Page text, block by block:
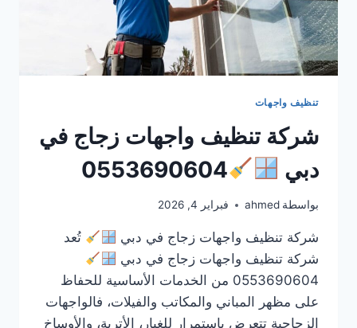
تنظيف واجهات
شركة تنظيف واجهات زجاج في
دبي
0553690604
بواسطة ahmed فبراير 4, 2026
شركة تنظيف واجهات زجاج في دبي
تُعد
شركة تنظيف واجهات زجاج في دبي
0553690604 من الخدمات الأساسية للحفاظ
على مظهر المباني والمكاتب والفيلات، فالواجهات
الزجاجية تتعرض باستمرار للغبار، الأتربة، والأوساخ